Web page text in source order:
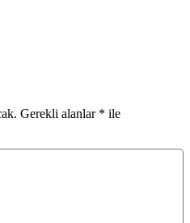
Gerekli alanlar * ile